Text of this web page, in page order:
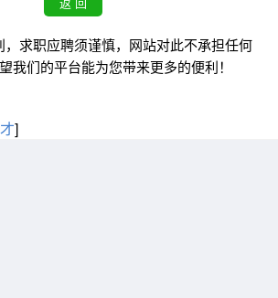
求职应聘须谨慎，网站对此不承担任何
我们的平台能为您带来更多的便利！
]